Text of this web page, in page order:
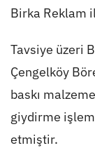
Birka Reklam
Tavsiye üzeri
Çengelköy
baskı
giydirme
etmiştir.